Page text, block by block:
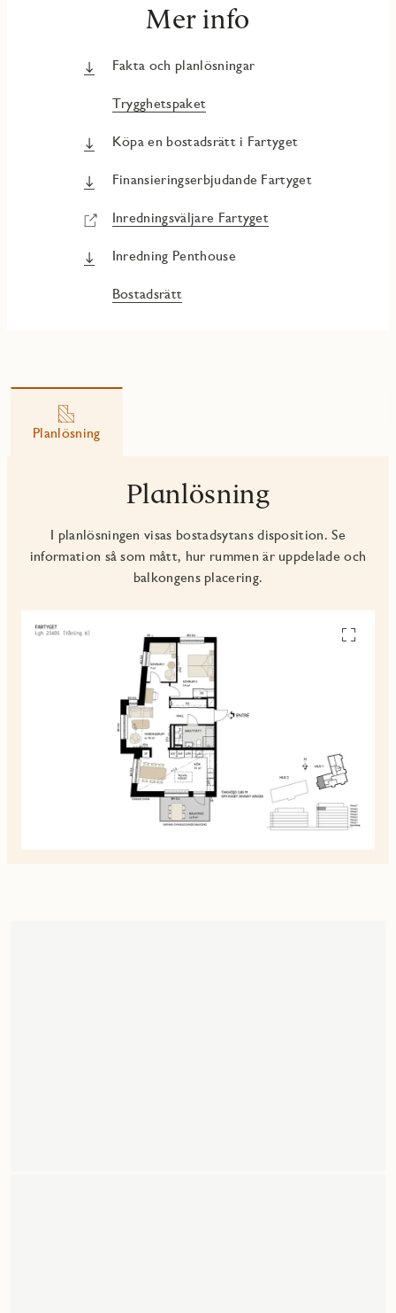
Mer info
Fakta och planlösningar
Trygghetspaket
Köpa en bostadsrätt i Fartyget
Finansieringserbjudande Fartyget
Inredningsväljare Fartyget
Inredning Penthouse
Bostadsrätt
Planlösning
Planlösning
I planlösningen visas bostadsytans disposition. Se
information så som mått, hur rummen är uppdelade och
balkongens placering.
Se